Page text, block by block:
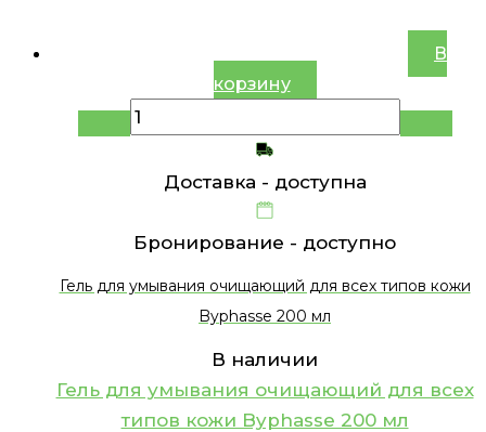
В
корзину
Доставка - доступна
Бронирование - доступно
Гель для умывания очищающий для всех типов кожи
Byphasse 200 мл
В наличии
Гель для умывания очищающий для всех
типов кожи Byphasse 200 мл